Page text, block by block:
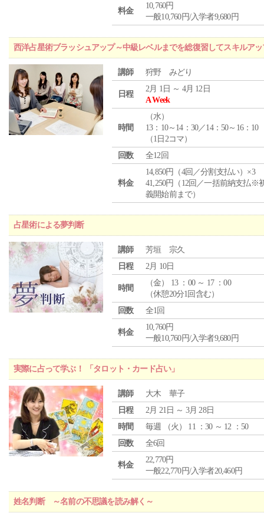
料金
10,760円
一般10,760円/入学者9,680円
西洋占星術ブラッシュアップ～中級レベルまでを総復習してスキルア
講師 狩野 みどり
日程
2月 1日 ～ 4月 12日
A Week
時間
（水）
13：10～14：30／14：50～16：10
（1日2コマ）
回数
全12回
料金
14,850円（4回／分割支払い）×3
41,250円（12回／一括前納支払※
義開始前まで）
占星術による夢判断
講師
芳垣 宗久
日程
2月 10日
時間
（金） 13 ：00 ～ 17 ：00
（休憩20分1回含む）
回数
全1回
料金
10,760円
一般10,760円/入学者9,680円
実際に占って学ぶ！ 「タロット・カード占い」
講師
大木 華子
日程
2月 21日 ～ 3月 28日
時間
毎週 （火 ） 11 ：30 ～ 12 ：50
回数
全6回
料金
22,770円
一般22,770円/入学者20,460円
姓名判断 ～名前の不思議を読み解く～